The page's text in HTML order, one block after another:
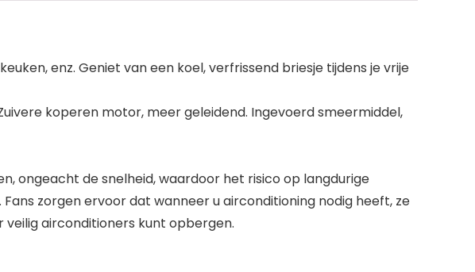
enz. Geniet van een koel, verfrissend briesje tijdens je vrije
koperen motor, meer geleidend. Ingevoerd smeermiddel,
ongeacht de snelheid, waardoor het risico op langdurige
zorgen ervoor dat wanneer u airconditioning nodig heeft, ze
airconditioners kunt opbergen.